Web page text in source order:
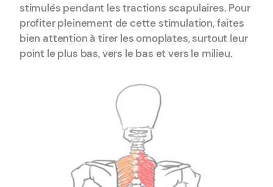
stimulés pendant les tractions scapulaires. Pour
profiter pleinement de cette stimulation, faites
bien attention à tirer les omoplates, surtout leur
point le plus bas, vers le bas et vers le milieu.